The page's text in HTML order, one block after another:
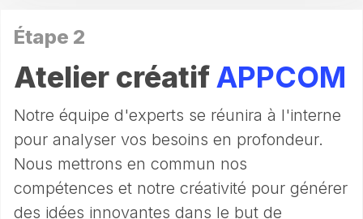
Étape 2
Atelier créatifAPPCOM
Notre équipe d'experts se réunira à l'interne
pour analyser vos besoins en profondeur.
Nous mettrons en commun nos
compétences et notre créativité pour générer
des idées innovantes dans le but de